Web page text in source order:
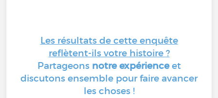
Les résultats de cette enquête
reflètent-ils votre histoire ?
Partageonsnotre expérienceet
discutons ensemble pour faire avancer
les choses !